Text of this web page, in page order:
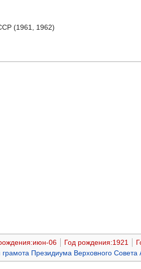
(1961, 1962)
06 Год рождения:1921
грамота Президиума Верховного